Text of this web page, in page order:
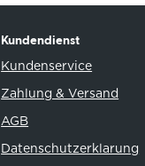
Kundendienst
Kundenservice
Zahlung & Versand
AGB
Datenschutzerklarung